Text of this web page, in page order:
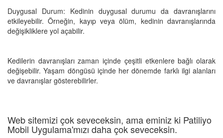
Duygusal Durum: Kedinin duygusal durumu da davranışlarını
etkileyebilir. Örneğin, kayıp veya ölüm, kedinin davranışlarında
değişikliklere yol açabilir.
Kedilerin davranışları zaman içinde çeşitli etkenlere bağlı olarak
değişebilir. Yaşam döngüsü içinde her dönemde farklı ilgi alanları
ve davranışlar gösterebilirler.
Web sitemizi çok seveceksin, ama eminiz ki Patiliyo
Mobil Uygulama'mızı daha çok seveceksin.